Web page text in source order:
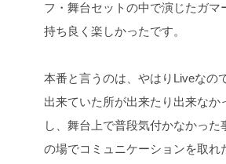
フ・舞台セットの中で演じたガマ
持ち良く楽しかったです。
本番と言うのは、やはりLiveなの
出来ていた所が出来たり出来なか
し、舞台上で普段気付かなかった
の場でコミュニケーションを取れ